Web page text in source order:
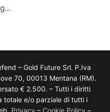
– Gold Future Srl. P.Iva
70, 00013 Mentana (RM).
€ 2.500. – Tutti i diritti
totale e/o parziale di tutti i